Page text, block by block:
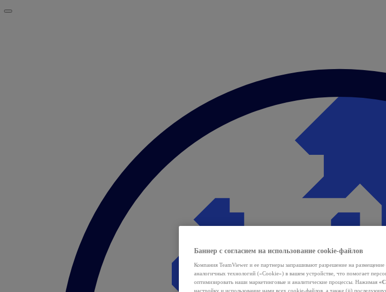
Баннер с согласием на использование cookie-файлов
Компания TeamViewer и ее партнеры запрашивают разрешение на
аналогичных технологий («Cookie») в вашем устройстве, что помогает
оптимизировать наши маркетинговые и аналитические процессы. Нажимая
настройку и использование нами всех cookie-файлов, а также (ii)